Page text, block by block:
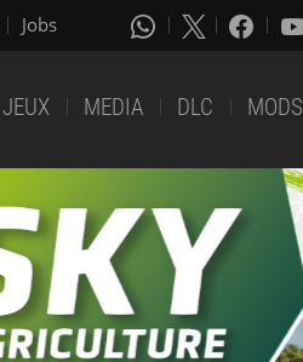
Jobs
JEUX MEDIA DLC MODS